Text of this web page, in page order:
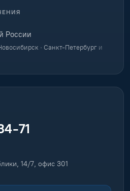
России
· Санкт-Петербург и
71
14/7, офис 301